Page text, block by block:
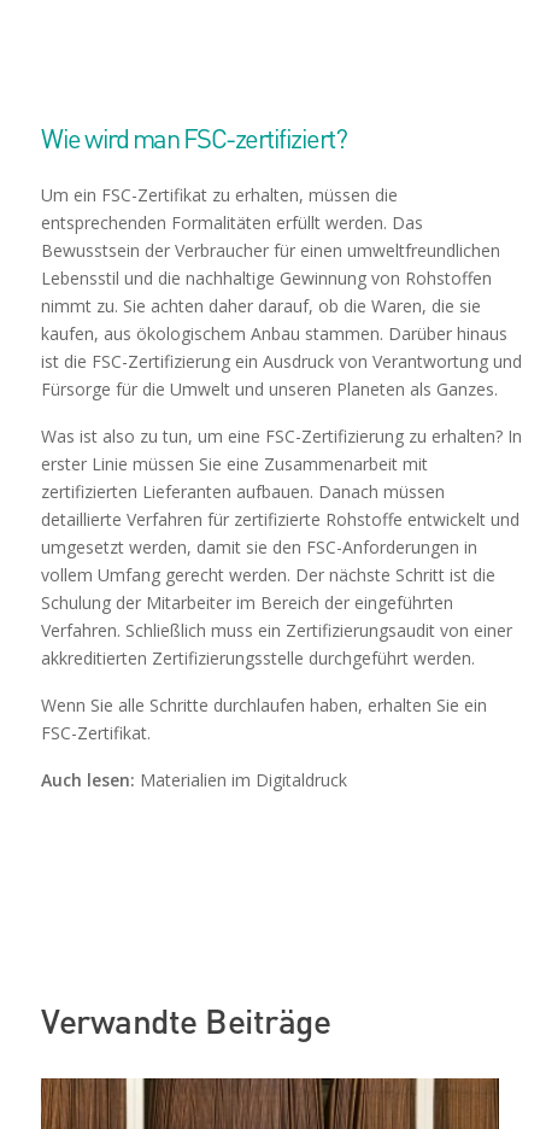
Wie wird man FSC-zertifiziert?
Um ein FSC-Zertifikat zu erhalten, müssen die
entsprechenden Formalitäten erfüllt werden. Das
Bewusstsein der Verbraucher für einen umweltfreundlichen
Lebensstil und die nachhaltige Gewinnung von Rohstoffen
nimmt zu. Sie achten daher darauf, ob die Waren, die sie
kaufen, aus ökologischem Anbau stammen. Darüber hinaus
ist die FSC-Zertifizierung ein Ausdruck von Verantwortung und
Fürsorge für die Umwelt und unseren Planeten als Ganzes.
Was ist also zu tun, um eine FSC-Zertifizierung zu erhalten? In
erster Linie müssen Sie eine Zusammenarbeit mit
zertifizierten Lieferanten aufbauen. Danach müssen
detaillierte Verfahren für zertifizierte Rohstoffe entwickelt und
umgesetzt werden, damit sie den FSC-Anforderungen in
vollem Umfang gerecht werden. Der nächste Schritt ist die
Schulung der Mitarbeiter im Bereich der eingeführten
Verfahren. Schließlich muss ein Zertifizierungsaudit von einer
akkreditierten Zertifizierungsstelle durchgeführt werden.
Wenn Sie alle Schritte durchlaufen haben, erhalten Sie ein
FSC-Zertifikat.
Auch lesen: Materialien im Digitaldruck
Verwandte Beiträge